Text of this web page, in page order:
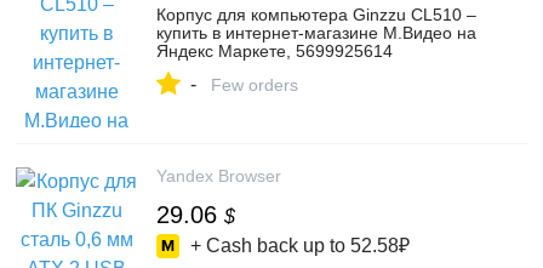
Корпус для компьютера Ginzzu CL510 –
купить в интернет-магазине М.Видео на
Яндекс Маркете, 5699925614
- Few orders
Yandex Browser
29.06 $
+ Cash back up to 52.58₽